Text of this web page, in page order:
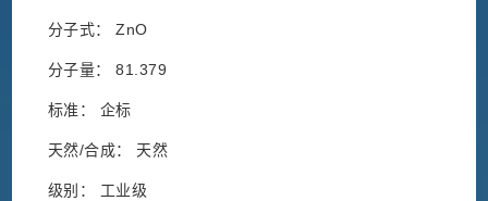
分子式： ZnO
分子量： 81.379
标准： 企标
天然/合成： 天然
级别： 工业级